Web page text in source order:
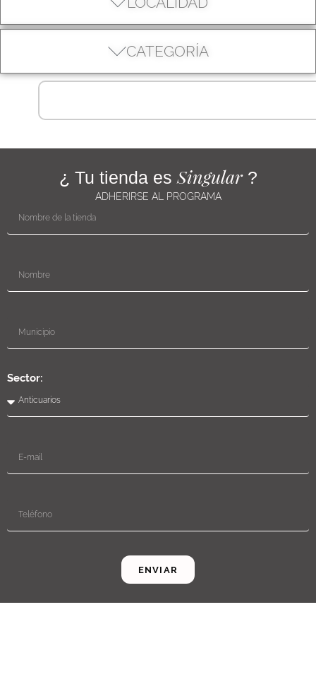
CATEGORÍA
¿ Tu tienda es Singular?
ADHERIRSE AL PROGRAMA
Sector:
ENVIAR